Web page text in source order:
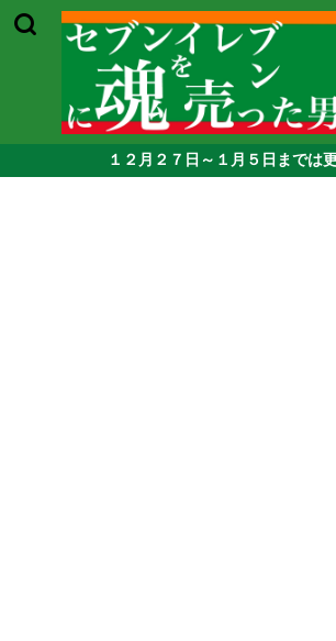
１２月２７日～１月５日までは